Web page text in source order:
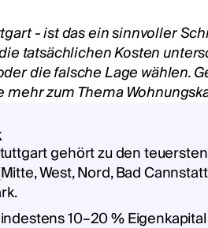
- ist das ein sinnvoller
tatsächlichen Kosten
die falsche Lage wählen.
zum Thema
gehört zu den
West, Nord, Bad
10–20 %